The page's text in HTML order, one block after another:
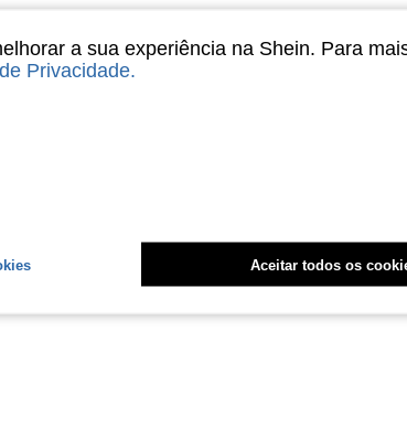
a sua experiência na Shein. Para
Privacidade.
Aceitar todos os